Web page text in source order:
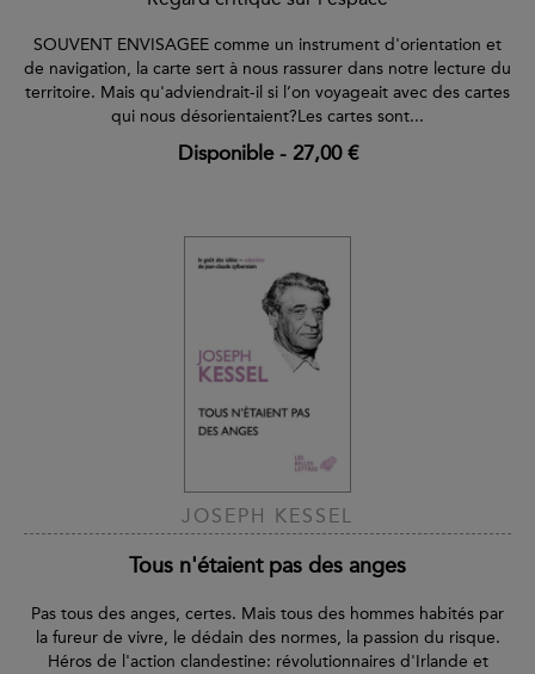
SOUVENT ENVISAGEE comme un instrument d'orientation et
de navigation, la carte sert à nous rassurer dans notre lecture du
territoire. Mais qu'adviendrait-il si l’on voyageait avec des cartes
qui nous désorientaient?Les cartes sont...
Disponible- 27,00 €
JOSEPH KESSEL
Tous n'étaient pas des anges
Pas tous des anges, certes. Mais tous des hommes habités par
la fureur de vivre, le dédain des normes, la passion du risque.
Héros de l'action clandestine: révolutionnaires d'Irlande et